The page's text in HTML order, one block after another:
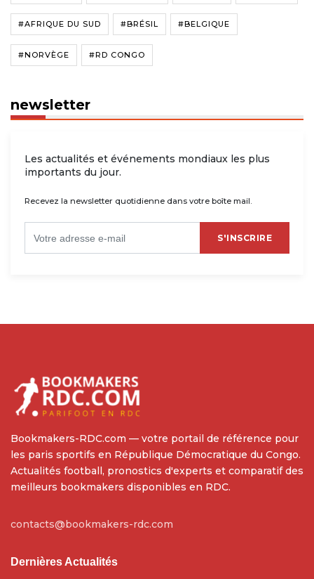
#AFRIQUE DU SUD #BRÉSIL #BELGIQUE
#NORVÈGE #RD CONGO
newsletter
Les actualités et événements mondiaux les plus
importants du jour.
Recevez la newsletter quotidienne dans votre boîte mail.
S'INSCRIRE
Bookmakers-RDC.com — votre portail de référence pour
les paris sportifs en République Démocratique du Congo.
Actualités football, pronostics d'experts et comparatif des
meilleurs bookmakers disponibles en RDC.
contacts@bookmakers-rdc.com
Dernières Actualités